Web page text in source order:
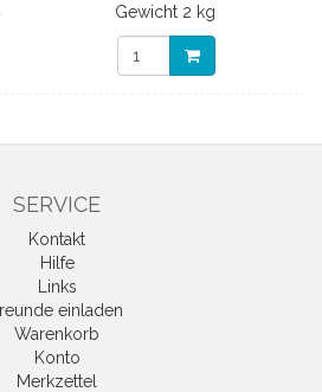
Gewicht 2 kg
SERVICE
Kontakt
Hilfe
Links
einladen
Warenkorb
Konto
Merkzettel